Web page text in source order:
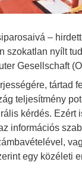
–
szokatlan nyílt
Gesellschaft
tártad
teljesítmény
kérdés. Ezért
információs
egy közéleti